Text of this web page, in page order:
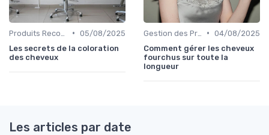
• 05/08/2025
Les secrets de la coloration
des cheveux
• 04/08/2025
Comment gérer les cheveux
fourchus sur toute la
longueur
Les articles par date